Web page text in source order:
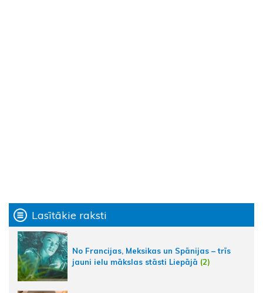
Lasītākie raksti
No Francijas, Meksikas un Spānijas – trīs
jauni ielu mākslas stāsti Liepājā (2)